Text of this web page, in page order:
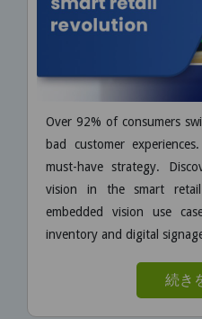
Over 92% of consumers
bad customer
must-have strategy.
vision in the smart
embedded vision use
inventory and digital
続き